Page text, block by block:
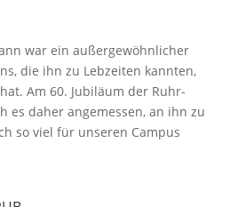
war ein außergewöhnlicher
die ihn zu Lebzeiten kannten,
Am 60. Jubiläum der Ruhr-
es daher angemessen, an ihn zu
so viel für unseren Campus